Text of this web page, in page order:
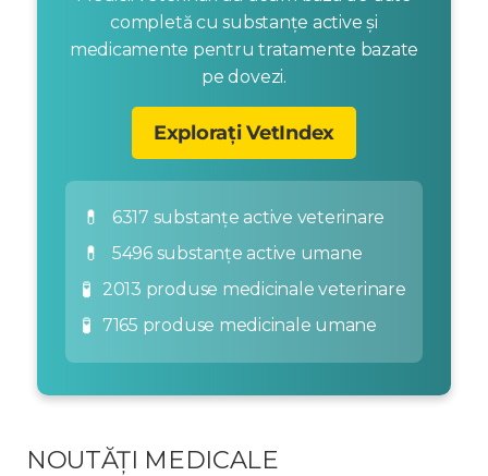
completă cu substanțe active și
medicamente pentru tratamente bazate
pe dovezi.
Explorați VetIndex
💊 6317 substanțe active veterinare
💊 5496 substanțe active umane
🧪 2013 produse medicinale veterinare
🧪 7165 produse medicinale umane
NOUTĂȚI MEDICALE